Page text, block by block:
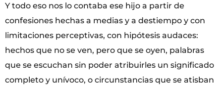
Y todo eso nos lo contaba ese hijo a partir de
confesiones hechas a medias y a destiempo y con
limitaciones perceptivas, con hipótesis audaces:
hechos que no se ven, pero que se oyen, palabras
que se escuchan sin poder atribuirles un significado
completo y unívoco, o circunstancias que se atisban